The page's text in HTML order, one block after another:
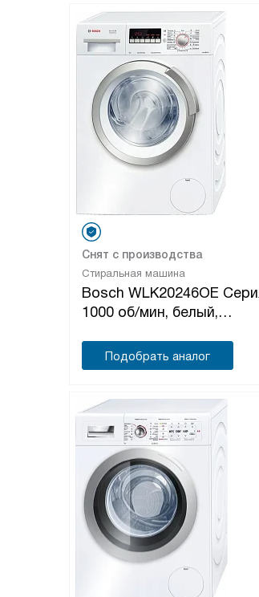
Стиральная машина
Bosch WLK20246OE
1000 об/мин, белый,
Снят с производства
Подобрать аналог